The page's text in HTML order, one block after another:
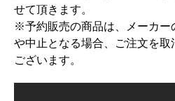
せて頂きます。
※予約販売の商品は、メーカー
や中止となる場合、ご注文を
ございます。